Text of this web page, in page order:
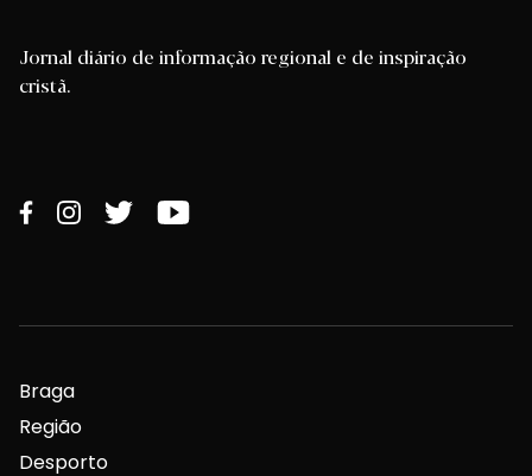
Jornal diário de informação regional e de inspiração
cristã.
Braga
Região
Desporto